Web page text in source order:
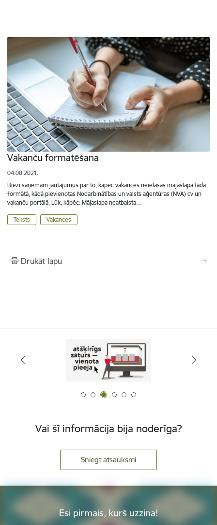
Vakanču formatēšana
04.08.2021.
Bieži saņemam jautājumus par to, kāpēc vakances neielasās mājaslapā tādā
formātā, kādā pievienotas Nodarbinātības un valsts aģentūras (NVA) cv un
vakanču portālā. Lūk, kāpēc: Mājaslapa neatbalsta…
Teksts Vakances
Drukāt lapu
Vai šī informācija bija noderīga?
Sniegt atsauksmi
Esi pirmais, kurš uzzina!